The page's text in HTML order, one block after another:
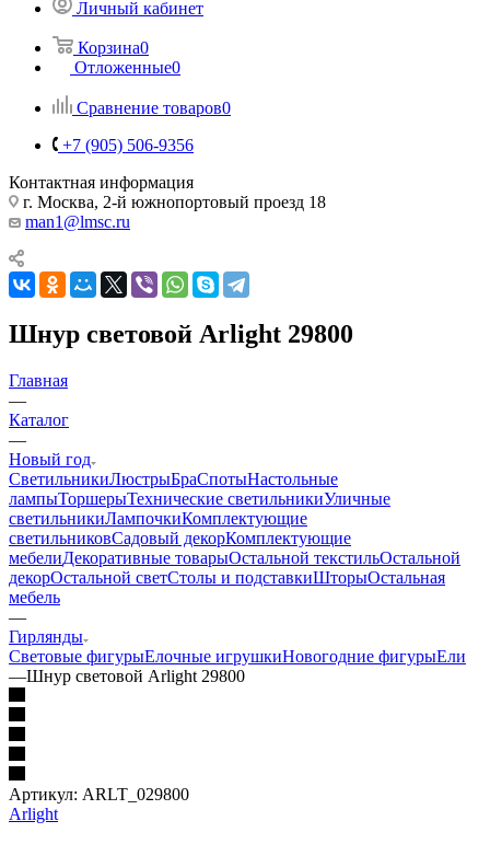
Личный кабинет
Корзина0
Отложенные0
Сравнение товаров0
+7 (905) 506-9356
Контактная информация
г. Москва, 2-й южнопортовый проезд 18
man1@lmsc.ru
Шнур световой Arlight 29800
Главная
—
Каталог
—
Новый год
СветильникиЛюстрыБраСпотыНастольные
лампыТоршерыТехнические светильникиУличные
светильникиЛампочкиКомплектующие
светильниковСадовый декорКомплектующие
мебелиДекоративные товарыОстальной текстильОстальной
декорОстальной светСтолы и подставкиШторыОстальная
мебель
—
Гирлянды
Световые фигурыЕлочные игрушкиНовогодние фигурыЕли
—Шнур световой Arlight 29800
Артикул: ARLT_029800
Arlight